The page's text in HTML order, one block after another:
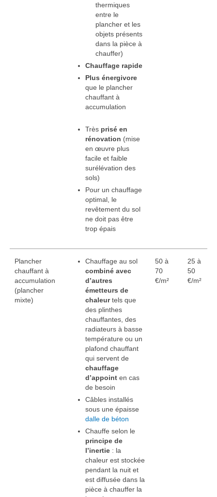
thermiques
entre le
plancher et les
objets présents
dans la pièce à
chauffer)
Chauffage rapide
Plus énergivore
que le plancher
chauffant à
accumulation
Très prisé en
rénovation (mise
en œuvre plus
facile et faible
surélévation des
sols)
Pour un chauffage
optimal, le
revêtement du sol
ne doit pas être
trop épais
Plancher
chauffant à
accumulation
(plancher
mixte)
Chauffage au sol
combiné avec
d’autres
émetteurs de
chaleurtels que
des plinthes
chauffantes, des
radiateurs à basse
température ou un
plafond chauffant
qui servent de
chauffage
d’appointen cas
de besoin
Câbles installés
sous une épaisse
dalle de béton
Chauffe selon le
principe de
l’inertie: la
chaleur est stockée
pendant la nuit et
est diffusée dans la
pièce à chauffer la
50 à
70
€/m²
25 à
50
€/m²